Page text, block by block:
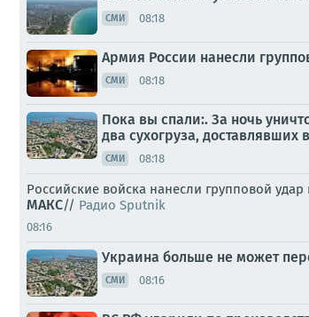
СМИ 08:18
Армия России нанесли
СМИ 08:18
Пока вы спали:. За ночь
два сухогруза,
СМИ 08:18
Российские войска нанесли групповой
МАКС// Радио Sputnik
08:16
Украина больше не может
СМИ 08:16